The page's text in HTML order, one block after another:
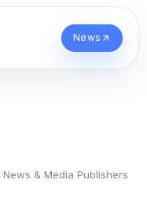
News
·News & Media Publishers